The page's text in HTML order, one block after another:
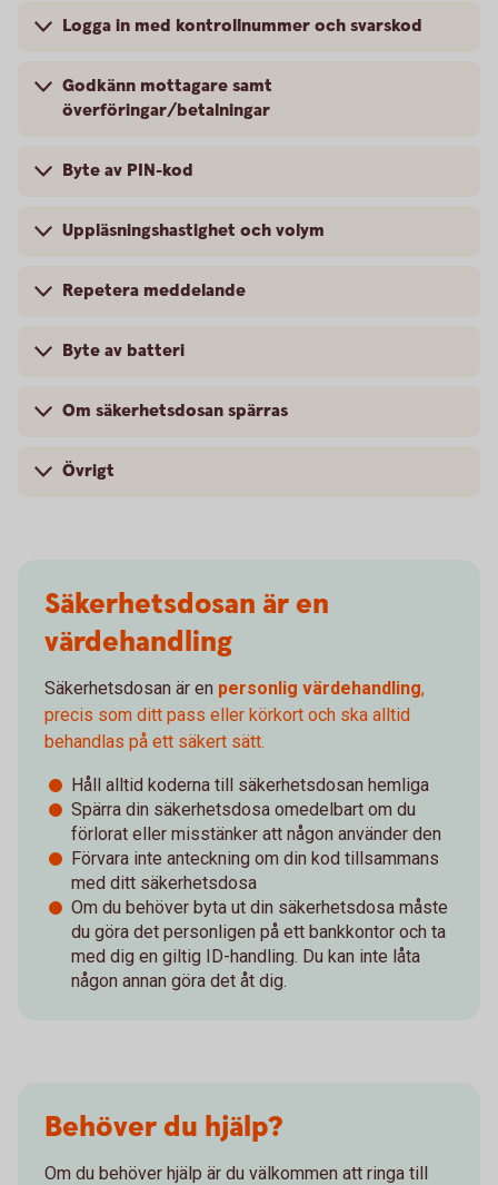
Logga in med kontrollnummer och svarskod
Godkänn mottagare samt
överföringar/betalningar
Byte av PIN-kod
Uppläsningshastighet och volym
Repetera meddelande
Byte av batteri
Om säkerhetsdosan spärras
Övrigt
Säkerhetsdosan är en
värdehandling
Säkerhetsdosan är en personlig värdehandling,
precis som ditt pass eller körkort och ska alltid
behandlas på ett säkert sätt.
Håll alltid koderna till säkerhetsdosan hemliga
Spärra din säkerhetsdosa omedelbart om du
förlorat eller misstänker att någon använder den
Förvara inte anteckning om din kod tillsammans
med ditt säkerhetsdosa
Om du behöver byta ut din säkerhetsdosa måste
du göra det personligen på ett bankkontor och ta
med dig en giltig ID-handling. Du kan inte låta
någon annan göra det åt dig.
Behöver du hjälp?
Om du behöver hjälp är du välkommen att ringa till